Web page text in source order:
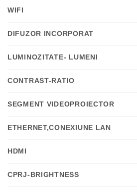
WIFI
DIFUZOR INCORPORAT
LUMINOZITATE- LUMENI
CONTRAST-RATIO
SEGMENT VIDEOPROIECTOR
ETHERNET,CONEXIUNE LAN
HDMI
CPRJ-BRIGHTNESS